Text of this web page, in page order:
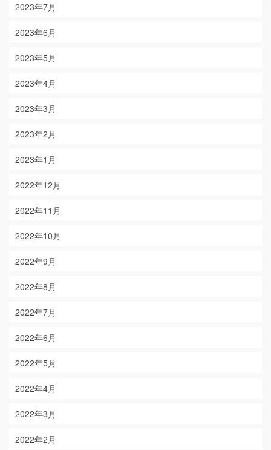
2023年7月
2023年6月
2023年5月
2023年4月
2023年3月
2023年2月
2023年1月
2022年12月
2022年11月
2022年10月
2022年9月
2022年8月
2022年7月
2022年6月
2022年5月
2022年4月
2022年3月
2022年2月